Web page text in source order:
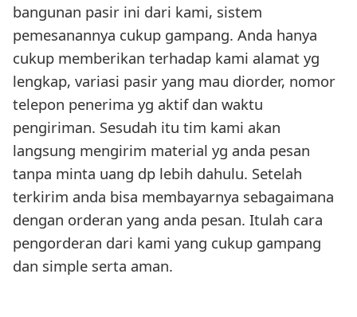
bangunan pasir ini dari kami, sistem
pemesanannya cukup gampang. Anda hanya
cukup memberikan terhadap kami alamat yg
lengkap, variasi pasir yang mau diorder, nomor
telepon penerima yg aktif dan waktu
pengiriman. Sesudah itu tim kami akan
langsung mengirim material yg anda pesan
tanpa minta uang dp lebih dahulu. Setelah
terkirim anda bisa membayarnya sebagaimana
dengan orderan yang anda pesan. Itulah cara
pengorderan dari kami yang cukup gampang
dan simple serta aman.